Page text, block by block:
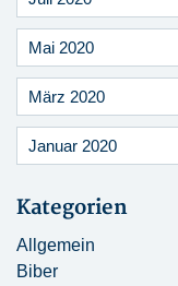
Mai 2020
März 2020
Januar 2020
Kategorien
Allgemein
Biber